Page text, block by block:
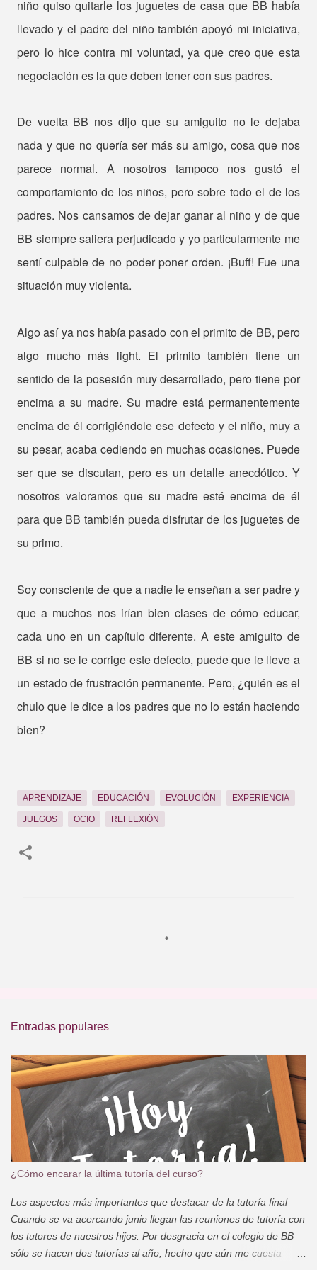
niño quiso quitarle los juguetes de casa que BB había
llevado y el padre del niño también apoyó mi iniciativa,
pero lo hice contra mi voluntad, ya que creo que esta
negociación es la que deben tener con sus padres.
De vuelta BB nos dijo que su amiguito no le dejaba
nada y que no quería ser más su amigo, cosa que nos
parece normal. A nosotros tampoco nos gustó el
comportamiento de los niños, pero sobre todo el de los
padres. Nos cansamos de dejar ganar al niño y de que
BB siempre saliera perjudicado y yo particularmente me
sentí culpable de no poder poner orden. ¡Buff! Fue una
situación muy violenta.
Algo así ya nos había pasado con el primito de BB, pero
algo mucho más light. El primito también tiene un
sentido de la posesión muy desarrollado, pero tiene por
encima a su madre. Su madre está permanentemente
encima de él corrigiéndole ese defecto y el niño, muy a
su pesar, acaba cediendo en muchas ocasiones. Puede
ser que se discutan, pero es un detalle anecdótico. Y
nosotros valoramos que su madre esté encima de él
para que BB también pueda disfrutar de los juguetes de
su primo.
Soy consciente de que a nadie le enseñan a ser padre y
que a muchos nos irían bien clases de cómo educar,
cada uno en un capítulo diferente. A este amiguito de
BB si no se le corrige este defecto, puede que le lleve a
un estado de frustración permanente. Pero, ¿quién es el
chulo que le dice a los padres que no lo están haciendo
bien?
APRENDIZAJE EDUCACIÓN EVOLUCIÓN EXPERIENCIA
JUEGOS OCIO REFLEXIÓN
r
i
o
s
Entradas populares
¿Cómo encarar la última tutoría del curso?
Los aspectos más importantes que destacar de la tutoría final
Cuando se va acercando junio llegan las reuniones de tutoría con
los tutores de nuestros hijos. Por desgracia en el colegio de BB
sólo se hacen dos tutorías al año, hecho que aún me cuesta